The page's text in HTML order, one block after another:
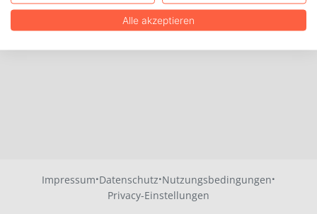
Impressum·Datenschutz·Nutzungsbedingungen·
Privacy-Einstellungen
Alle akzeptieren